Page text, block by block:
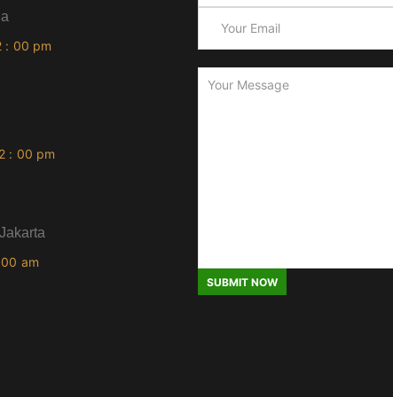
: 00 pm
: 00 pm
am